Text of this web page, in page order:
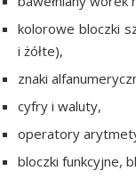
kolorowe bloczki
i żółte),
znaki
cyfry i waluty,
operatory
bloczki funkcyjne,